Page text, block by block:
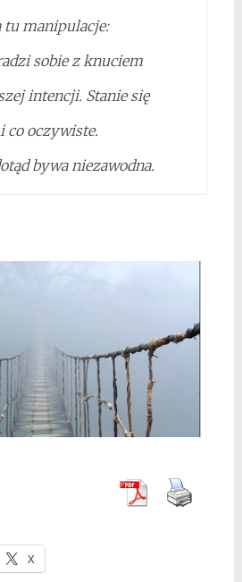
tu manipulacje:
sobie z knuciem
intencji. Stanie się
co oczywiste.
bywa niezawodna.
X